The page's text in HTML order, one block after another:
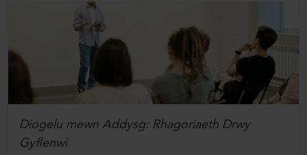
ColegauCymru
ColegauCymru Rhyngwladol
Chwaraeon ColegauCymru
Diogelu mewn Addysg: Rhagoriaeth Drwy
Gyflenwi